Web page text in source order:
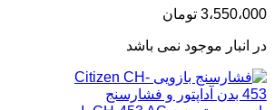
3،550،000 تومان
در انبار موجود نمی باشد